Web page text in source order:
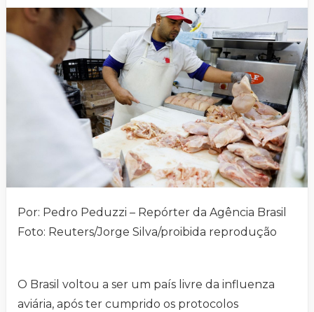
Por: Pedro Peduzzi – Repórter da Agência Brasil
Foto: Reuters/Jorge Silva/proibida reprodução
O Brasil voltou a ser um país livre da influenza
aviária, após ter cumprido os protocolos